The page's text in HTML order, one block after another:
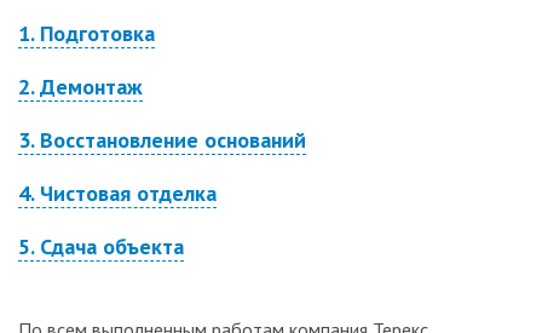
1. Подготовка
2. Демонтаж
3. Восстановление оснований
4. Чистовая отделка
5. Сдача объекта